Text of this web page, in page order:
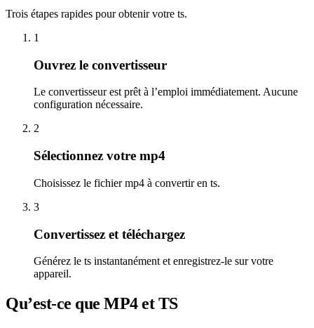
Trois étapes rapides pour obtenir votre ts.
1
Ouvrez le convertisseur
Le convertisseur est prêt à l’emploi immédiatement. Aucune
configuration nécessaire.
2
Sélectionnez votre mp4
Choisissez le fichier mp4 à convertir en ts.
3
Convertissez et téléchargez
Générez le ts instantanément et enregistrez-le sur votre
appareil.
Qu’est-ce que MP4 et TS